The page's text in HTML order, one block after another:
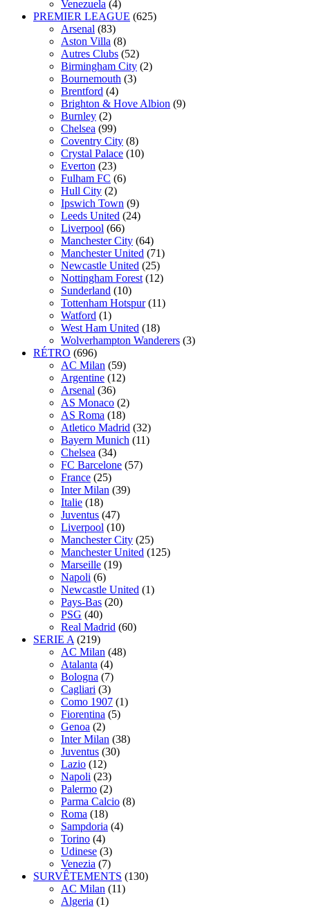
Venezuela (4)
PREMIER LEAGUE (625)
Arsenal (83)
Aston Villa (8)
Autres Clubs (52)
Birmingham City (2)
Bournemouth (3)
Brentford (4)
Brighton & Hove Albion (9)
Burnley (2)
Chelsea (99)
Coventry City (8)
Crystal Palace (10)
Everton (23)
Fulham FC (6)
Hull City (2)
Ipswich Town (9)
Leeds United (24)
Liverpool (66)
Manchester City (64)
Manchester United (71)
Newcastle United (25)
Nottingham Forest (12)
Sunderland (10)
Tottenham Hotspur (11)
Watford (1)
West Ham United (18)
Wolverhampton Wanderers (3)
RÉTRO (696)
AC Milan (59)
Argentine (12)
Arsenal (36)
AS Monaco (2)
AS Roma (18)
Atletico Madrid (32)
Bayern Munich (11)
Chelsea (34)
FC Barcelone (57)
France (25)
Inter Milan (39)
Italie (18)
Juventus (47)
Liverpool (10)
Manchester City (25)
Manchester United (125)
Marseille (19)
Napoli (6)
Newcastle United (1)
Pays-Bas (20)
PSG (40)
Real Madrid (60)
SERIE A (219)
AC Milan (48)
Atalanta (4)
Bologna (7)
Cagliari (3)
Como 1907 (1)
Fiorentina (5)
Genoa (2)
Inter Milan (38)
Juventus (30)
Lazio (12)
Napoli (23)
Palermo (2)
Parma Calcio (8)
Roma (18)
Sampdoria (4)
Torino (4)
Udinese (3)
Venezia (7)
SURVÊTEMENTS (130)
AC Milan (11)
Algeria (1)